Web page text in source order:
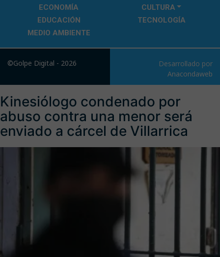
ECONOMÍA
CULTURA
EDUCACIÓN
TECNOLOGÍA
MEDIO AMBIENTE
©Golpe Digital - 2026
Desarrollado por
Anacondaweb
Kinesiólogo condenado por
abuso contra una menor será
enviado a cárcel de Villarrica